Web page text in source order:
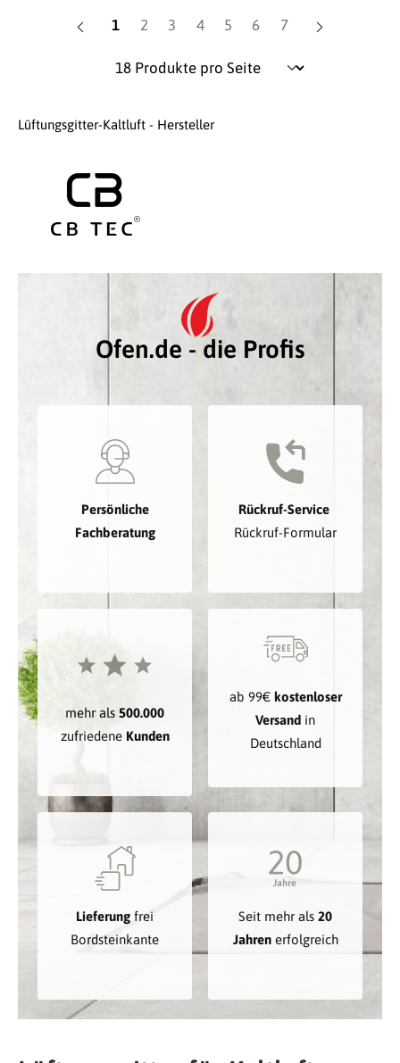
Seite
1 Seite
2 Seite
3 Seite
4 Seite
5 Seite
6 Seite
7
Lüftungsgitter-Kaltluft - Hersteller
Ofen.de - die Profis
Persönliche
Fachberatung
Rückruf-Service
Rückruf-Formular
mehr als 500.000
zufriedene Kunden
ab 99€ kostenloser
Versand in
Deutschland
Lieferung frei
Bordsteinkante
Seit mehr als 20
Jahrenerfolgreich